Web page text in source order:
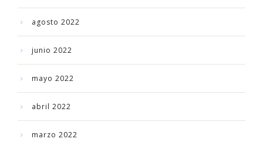
agosto 2022
junio 2022
mayo 2022
abril 2022
marzo 2022